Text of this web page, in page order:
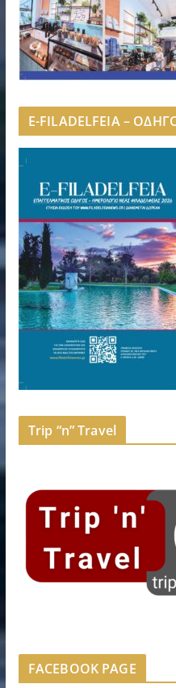
E-FILADELFEIA –
Trip “n” Travel
FACEBOOK PAGE